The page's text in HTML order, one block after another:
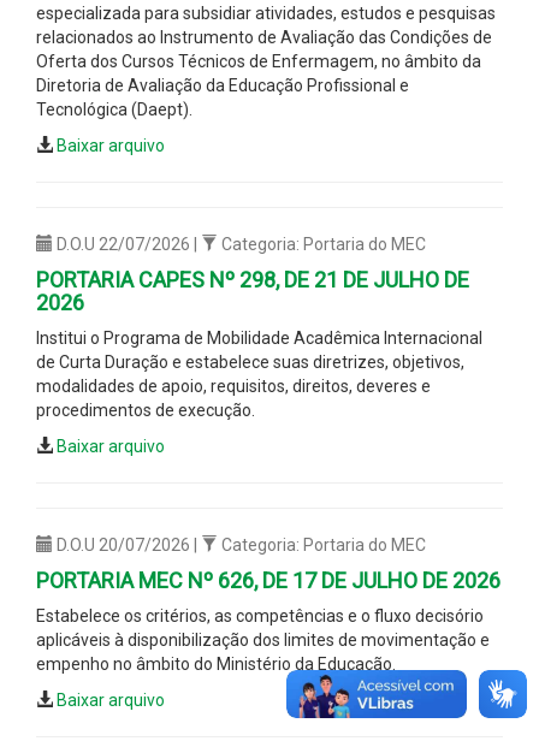
especializada para subsidiar atividades, estudos e pesquisas
relacionados ao Instrumento de Avaliação das Condições de
Oferta dos Cursos Técnicos de Enfermagem, no âmbito da
Diretoria de Avaliação da Educação Profissional e
Tecnológica (Daept).
Baixar arquivo
D.O.U 22/07/2026 | Categoria: Portaria do MEC
PORTARIA CAPES Nº 298, DE 21 DE JULHO DE
2026
Institui o Programa de Mobilidade Acadêmica Internacional
de Curta Duração e estabelece suas diretrizes, objetivos,
modalidades de apoio, requisitos, direitos, deveres e
procedimentos de execução.
Baixar arquivo
D.O.U 20/07/2026 | Categoria: Portaria do MEC
PORTARIA MEC Nº 626, DE 17 DE JULHO DE 2026
Estabelece os critérios, as competências e o fluxo decisório
aplicáveis à disponibilização dos limites de movimentação e
empenho no âmbito do Ministério da Educação.
Baixar arquivo